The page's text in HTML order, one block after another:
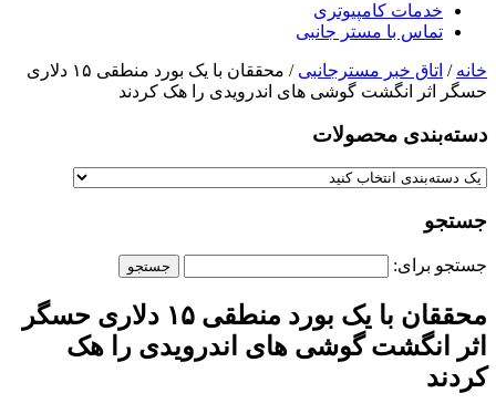
خدمات کامپیوتری
تماس با مستر جانبی
خانه / اتاق خبر مسترجانبی
/ محققان با یک بورد منطقی ۱۵ دلاری
حسگر اثر انگشت گوشی های اندرویدی را هک کردند
دسته‌بندی‌ محصولات
جستجو
جستجو برای:
محققان با یک بورد منطقی ۱۵ دلاری حسگر
اثر انگشت گوشی های اندرویدی را هک
کردند